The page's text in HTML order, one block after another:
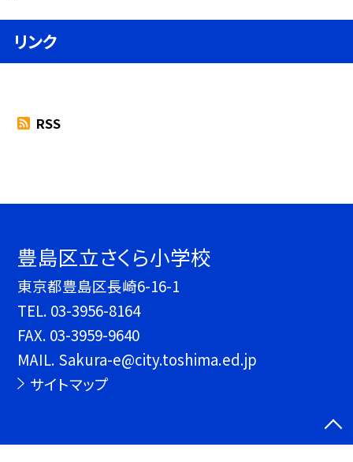
リンク
RSS
豊島区立さくら小学校
東京都豊島区長崎6-16-1
TEL. 03-3956-8164
FAX. 03-3959-9640
MAIL. Sakura-e@city.toshima.ed.jp
サイトマップ